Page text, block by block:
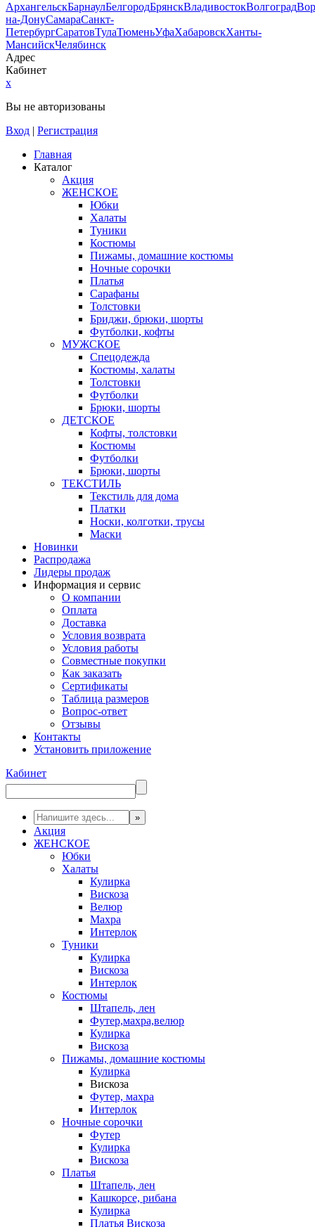
АрхангельскБарнаулБелгородБрянскВладивостокВолгоград
на-ДонуСамараСанкт-
ПетербургСаратовТулаТюменьУфаХабаровскХанты-
МансийскЧелябинск
Адрес
Кабинет
x
Вы не авторизованы
Вход | Регистрация
Главная
Каталог
Акция
ЖЕНСКОЕ
Юбки
Халаты
Туники
Костюмы
Пижамы, домашние костюмы
Ночные сорочки
Платья
Сарафаны
Толстовки
Бриджи, брюки, шорты
Футболки, кофты
МУЖСКОЕ
Спецодежда
Костюмы, халаты
Толстовки
Футболки
Брюки, шорты
ДЕТСКОЕ
Кофты, толстовки
Костюмы
Футболки
Брюки, шорты
ТЕКСТИЛЬ
Текстиль для дома
Платки
Носки, колготки, трусы
Маски
Новинки
Распродажа
Лидеры продаж
Информация и сервис
О компании
Оплата
Доставка
Условия возврата
Условия работы
Совместные покупки
Как заказать
Сертификаты
Таблица размеров
Вопрос-ответ
Отзывы
Контакты
Установить приложение
Кабинет
Акция
ЖЕНСКОЕ
Юбки
Халаты
Кулирка
Вискоза
Велюр
Махра
Интерлок
Туники
Кулирка
Вискоза
Интерлок
Костюмы
Штапель, лен
Футер,махра,велюр
Кулирка
Вискоза
Пижамы, домашние костюмы
Кулирка
Вискоза
Футер, махра
Интерлок
Ночные сорочки
Футер
Кулирка
Вискоза
Платья
Штапель, лен
Кашкорсе, рибана
Кулирка
Платья Вискоза